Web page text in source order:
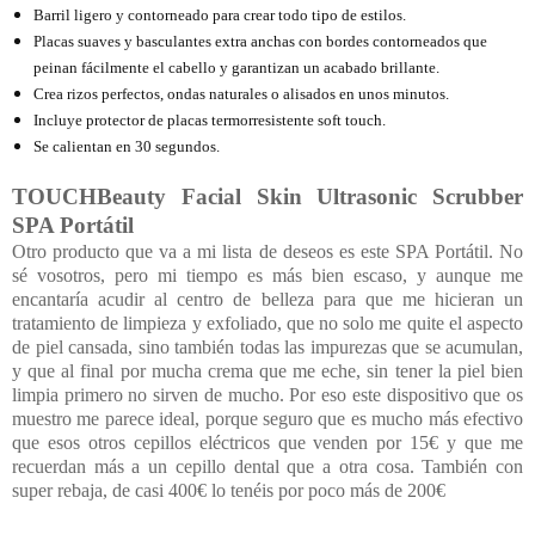
Barril ligero y contorneado para crear todo tipo de estilos.
Placas suaves y basculantes extra anchas con bordes contorneados que
peinan fácilmente el cabello y garantizan un acabado brillante.
Crea rizos perfectos, ondas naturales o alisados en unos minutos.
Incluye protector de placas termorresistente soft touch.
Se calientan en 30 segundos.
TOUCHBeauty Facial Skin Ultrasonic Scrubber
SPA Portátil
Otro producto que va a mi lista de deseos es este SPA Portátil. No
sé vosotros, pero mi tiempo es más bien escaso, y aunque me
encantaría acudir al centro de belleza para que me hicieran un
tratamiento de limpieza y exfoliado, que no solo me quite el aspecto
de piel cansada, sino también todas las impurezas que se acumulan,
y que al final por mucha crema que me eche, sin tener la piel bien
limpia primero no sirven de mucho. Por eso este dispositivo que os
muestro me parece ideal, porque seguro que es mucho más efectivo
que esos otros cepillos eléctricos que venden por 15€ y que me
recuerdan más a un cepillo dental que a otra cosa. También con
super rebaja, de casi 400€ lo tenéis por poco más de 200€